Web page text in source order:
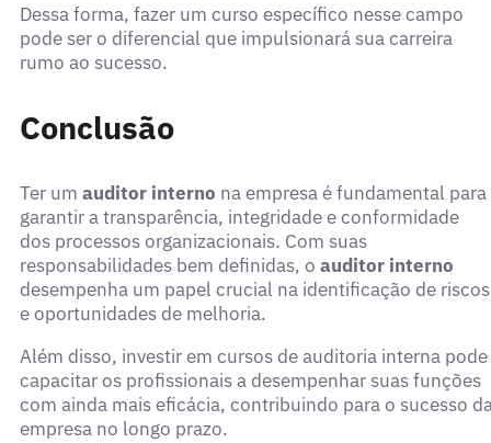
Dessa forma, fazer um curso específico nesse campo
pode ser o diferencial que impulsionará sua carreira
rumo ao sucesso.
Conclusão
Ter um auditor interno na empresa é fundamental para
garantir a transparência, integridade e conformidade
dos processos organizacionais. Com suas
responsabilidades bem definidas, o auditor interno
desempenha um papel crucial na identificação de riscos
e oportunidades de melhoria.
Além disso, investir em cursos de auditoria interna pode
capacitar os profissionais a desempenhar suas funções
com ainda mais eficácia, contribuindo para o sucesso
empresa no longo prazo.